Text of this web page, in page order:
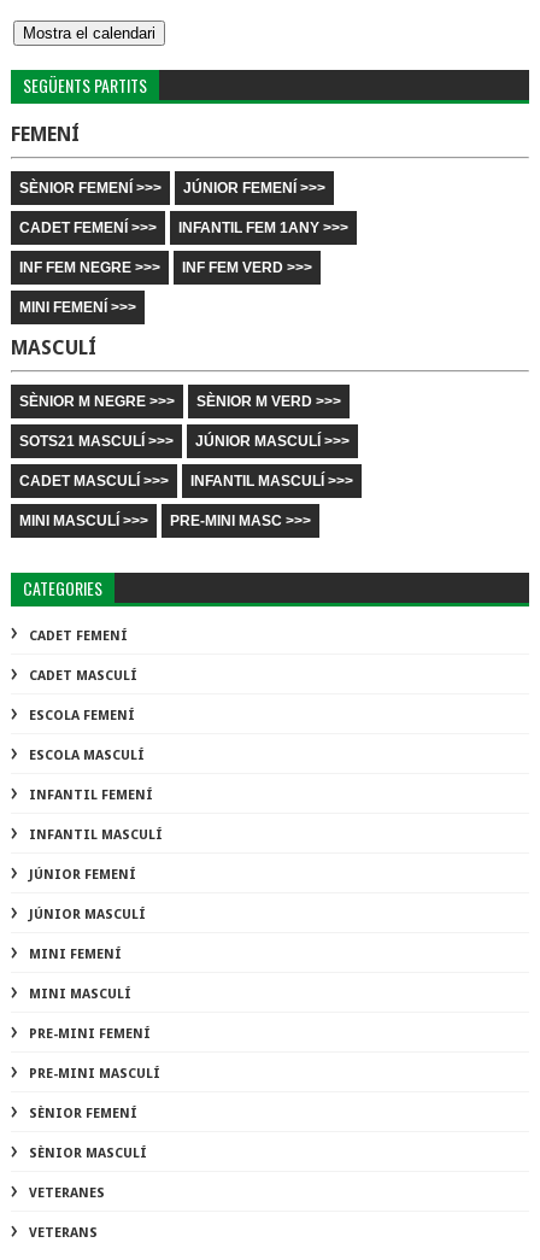
SEGÜENTS PARTITS
FEMENÍ
SÈNIOR FEMENÍ >>> JÚNIOR FEMENÍ >>>
CADET FEMENÍ >>> INFANTIL FEM 1ANY >>>
INF FEM NEGRE >>> INF FEM VERD >>>
MINI FEMENÍ >>>
MASCULÍ
SÈNIOR M NEGRE >>> SÈNIOR M VERD >>>
SOTS21 MASCULÍ >>> JÚNIOR MASCULÍ >>>
CADET MASCULÍ >>> INFANTIL MASCULÍ >>>
MINI MASCULÍ >>> PRE-MINI MASC >>>
CATEGORIES
CADET FEMENÍ
CADET MASCULÍ
ESCOLA FEMENÍ
ESCOLA MASCULÍ
INFANTIL FEMENÍ
INFANTIL MASCULÍ
JÚNIOR FEMENÍ
JÚNIOR MASCULÍ
MINI FEMENÍ
MINI MASCULÍ
PRE-MINI FEMENÍ
PRE-MINI MASCULÍ
SÈNIOR FEMENÍ
SÈNIOR MASCULÍ
VETERANES
VETERANS